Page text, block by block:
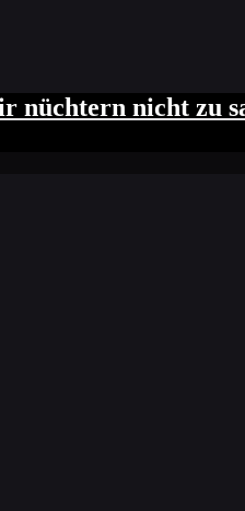
nicht zu